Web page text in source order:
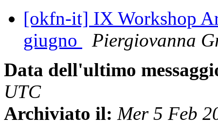
[okfn-it] IX Workshop
giugno
Piergiovanna
Data dell'ultimo
UTC
Archiviato il: Mer 5 Feb